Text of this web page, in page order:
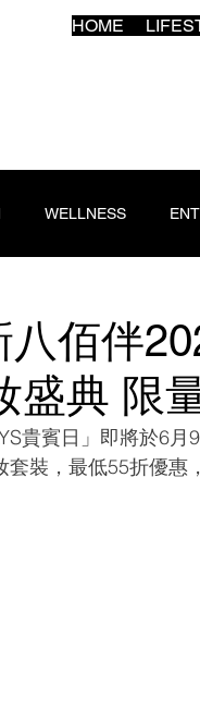
HOME
WELLNESS
佰伴
盛典 限
貴賓日」即將於6
裝，最低55折優惠